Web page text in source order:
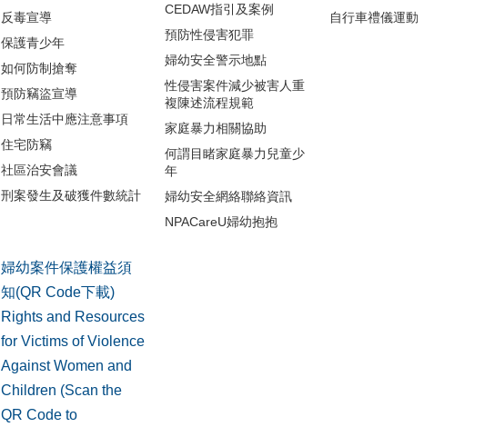
反毒宣導
保護青少年
如何防制搶奪
預防竊盜宣導
日常生活中應注意事項
住宅防竊
社區治安會議
刑案發生及破獲件數統計
CEDAW指引及案例
預防性侵害犯罪
婦幼安全警示地點
性侵害案件減少被害人重
複陳述流程規範
家庭暴力相關協助
何謂目睹家庭暴力兒童少
年
婦幼安全網絡聯絡資訊
NPACareU婦幼抱抱
自行車禮儀運動
婦幼案件保護權益須
知(QR Code下載)
Rights and Resources
for Victims of Violence
Against Women and
Children (Scan the
QR Code to